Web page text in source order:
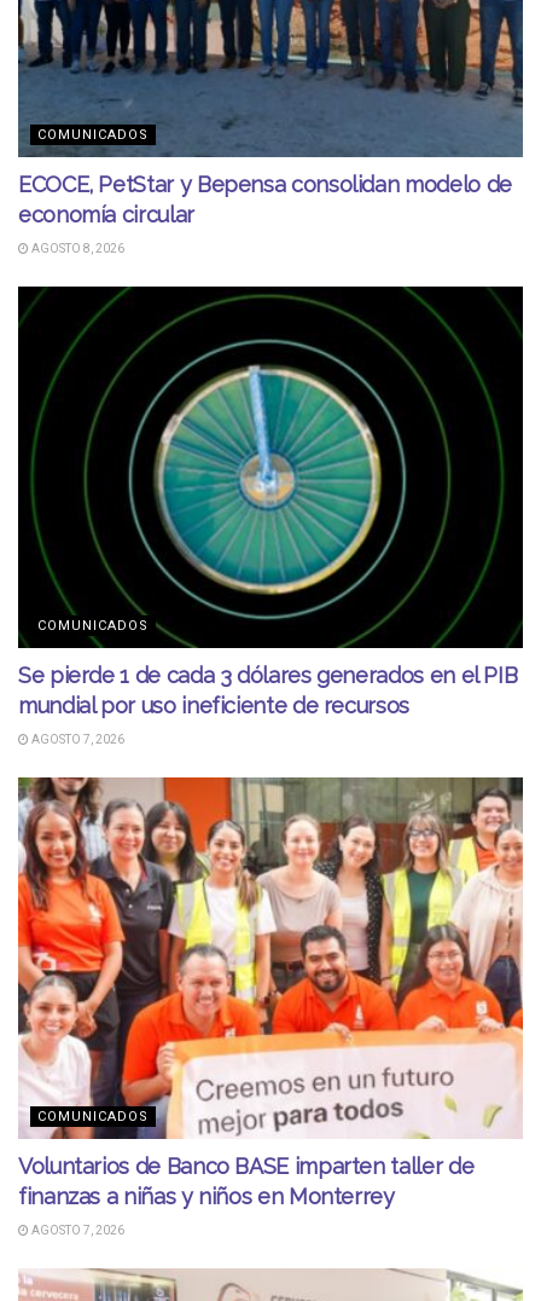
COMUNICADOS
ECOCE, PetStar y Bepensa consolidan modelo de
economía circular
AGOSTO 8, 2026
COMUNICADOS
Se pierde 1 de cada 3 dólares generados en el PIB
mundial por uso ineficiente de recursos
AGOSTO 7, 2026
COMUNICADOS
Voluntarios de Banco BASE imparten taller de
finanzas a niñas y niños en Monterrey
AGOSTO 7, 2026